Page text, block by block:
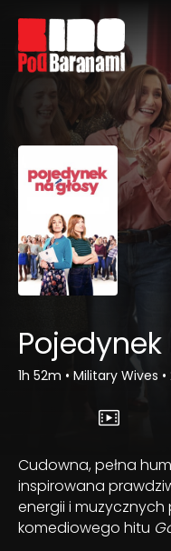
Linki
1h 52m • Military Wives •
Cudowna, pełna
inspirowana
energii i muzycznych
komediowego hitu